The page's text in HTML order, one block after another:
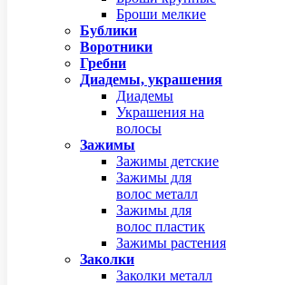
Броши мелкие
Бублики
Воротники
Гребни
Диадемы, украшения
Диадемы
Украшения на
волосы
Зажимы
Зажимы детские
Зажимы для
волос металл
Зажимы для
волос пластик
Зажимы растения
Заколки
Заколки металл